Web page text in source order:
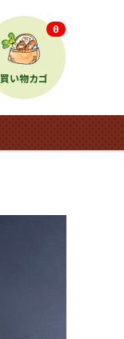
買い物カゴ
0